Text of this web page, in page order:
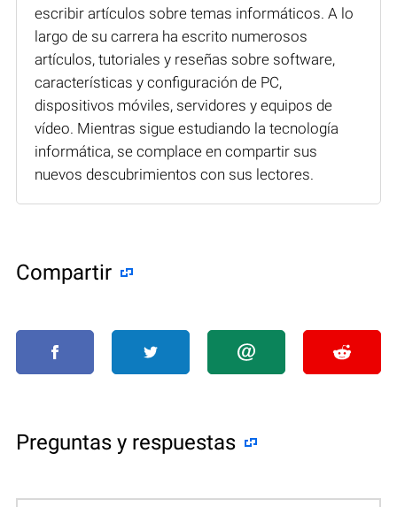
escribir artículos sobre temas informáticos. A lo
largo de su carrera ha escrito numerosos
artículos, tutoriales y reseñas sobre software,
características y configuración de PC,
dispositivos móviles, servidores y equipos de
vídeo. Mientras sigue estudiando la tecnología
informática, se complace en compartir sus
nuevos descubrimientos con sus lectores.
Compartir
Preguntas y respuestas